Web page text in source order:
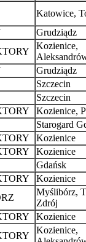
Katowice,
Grudziądz
Kozienice,
Grudziądz
Szczecin
Szczecin
Kozienice,
Starogard
Kozienice
Kozienice
Gdańsk
Kozienice
Myślibórz,
Zdrój
Kozienice
Kozienice,